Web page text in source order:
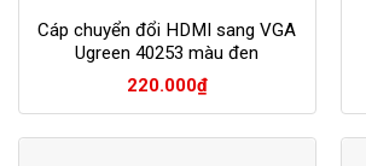
Cáp chuyển đổi HDMI sang VGA
Ugreen 40253 màu đen
220.000₫